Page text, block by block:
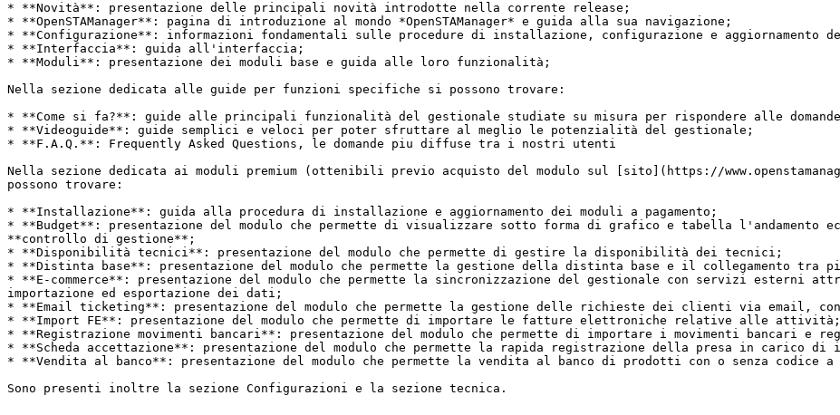
* **Novità**: presentazione delle principali novità introdotte nella corrente release;
* **OpenSTAManager**: pagina di introduzione al mondo *OpenSTAManager* e guida alla sua navigazione;
* **Configurazione**: informazioni fondamentali sulle procedure di installazione, configurazione e aggiornamento
* **Interfaccia**: guida all'interfaccia;
* **Moduli**: presentazione dei moduli base e guida alle loro funzionalità;
Nella sezione dedicata alle guide per funzioni specifiche si possono trovare:
* **Come si fa?**: guide alle principali funzionalità del gestionale studiate su misura per rispondere alle
* **Videoguide**: guide semplici e veloci per poter sfruttare al meglio le potenzialità del gestionale;
* **F.A.Q.**: Frequently Asked Questions, le domande piu diffuse tra i nostri utenti
Nella sezione dedicata ai moduli premium (ottenibili previo acquisto del modulo sul [sito](https://
possono trovare:
* **Installazione**: guida alla procedura di installazione e aggiornamento dei moduli a pagamento;
* **Budget**: presentazione del modulo che permette di visualizzare sotto forma di grafico e tabella l'andamento
**controllo di gestione**;
* **Disponibilità tecnici**: presentazione del modulo che permette di gestire la disponibilità dei tecnici;
* **Distinta base**: presentazione del modulo che permette la gestione della distinta base e il collegamento tra
* **E-commerce**: presentazione del modulo che permette la sincronizzazione del gestionale con servizi esterni
importazione ed esportazione dei dati;
* **Email ticketing**: presentazione del modulo che permette la gestione delle richieste dei clienti via email,
* **Import FE**: presentazione del modulo che permette di importare le fatture elettroniche relative alle attività;
* **Registrazione movimenti bancari**: presentazione del modulo che permette di importare i movimenti bancari e
* **Scheda accettazione**: presentazione del modulo che permette la rapida registrazione della presa in carico di
* **Vendita al banco**: presentazione del modulo che permette la vendita al banco di prodotti con o senza codice a
Sono presenti inoltre la sezione Configurazioni e la sezione tecnica.